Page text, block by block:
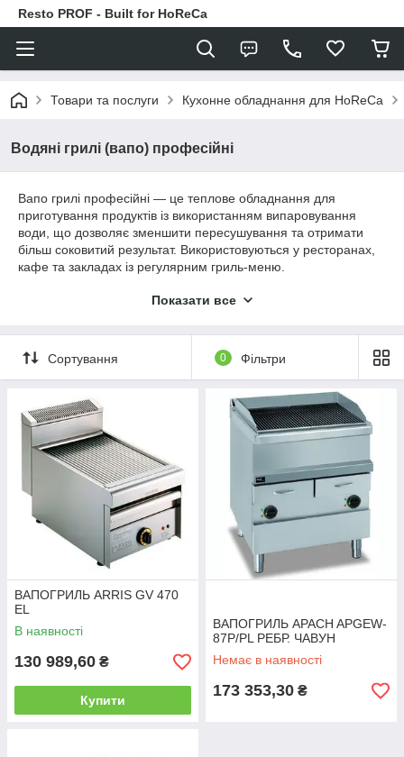
Resto PROF - Built for HoReCa
Товари та послуги Кухонне обладнання для HoReCa
Водяні грилі (вапо) професійні
Вапо грилі професійні — це теплове обладнання для
приготування продуктів із використанням випаровування
води, що дозволяє зменшити пересушування та отримати
більш соковитий результат. Використовуються у ресторанах,
кафе та закладах із регулярним гриль-меню.
Показати все
Сортування 0 Фільтри
ВАПОГРИЛЬ ARRIS GV 470
EL
В наявності
130 989,60 ₴
Купити
ВАПОГРИЛЬ APACH APGEW-
87P/PL РЕБР. ЧАВУН
Немає в наявності
173 353,30 ₴